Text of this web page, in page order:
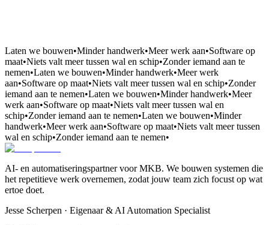
Laten we bouwen•Minder handwerk•Meer werk aan•Software op
maat•Niets valt meer tussen wal en schip•Zonder iemand aan te
nemen•Laten we bouwen•Minder handwerk•Meer werk
aan•Software op maat•Niets valt meer tussen wal en schip•Zonder
iemand aan te nemen•Laten we bouwen•Minder handwerk•Meer
werk aan•Software op maat•Niets valt meer tussen wal en
schip•Zonder iemand aan te nemen•Laten we bouwen•Minder
handwerk•Meer werk aan•Software op maat•Niets valt meer tussen
wal en schip•Zonder iemand aan te nemen•
AI- en automatiseringspartner voor MKB. We bouwen systemen die
het repetitieve werk overnemen, zodat jouw team zich focust op wat
ertoe doet.
Jesse Scherpen · Eigenaar & AI Automation Specialist